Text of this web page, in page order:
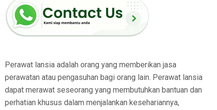
Perawat lansia adalah orang yang memberikan jasa
perawatan atau pengasuhan bagi orang lain. Perawat lansia
dapat merawat seseorang yang membutuhkan bantuan dan
perhatian khusus dalam menjalankan kesehariannya,